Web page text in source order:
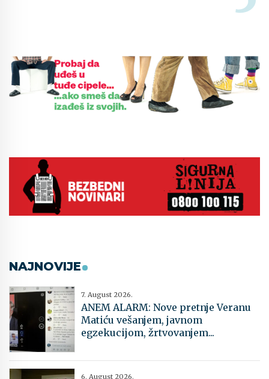
NAJNOVIJE
7. August 2026.
ANEM ALARM: Nove pretnje Veranu
Matiću vešanjem, javnom
egzekucijom, žrtvovanjem...
6. August 2026.